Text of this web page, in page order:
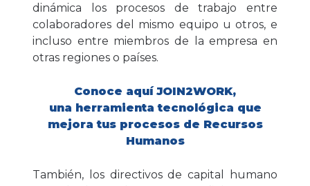
dinámica los procesos de trabajo entre
colaboradores del mismo equipo u otros, e
incluso entre miembros de la empresa en
otras regiones o países.
Conoce aquí JOIN2WORK,
una herramienta tecnológica que
mejora tus procesos de Recursos
Humanos
También, los directivos de capital humano